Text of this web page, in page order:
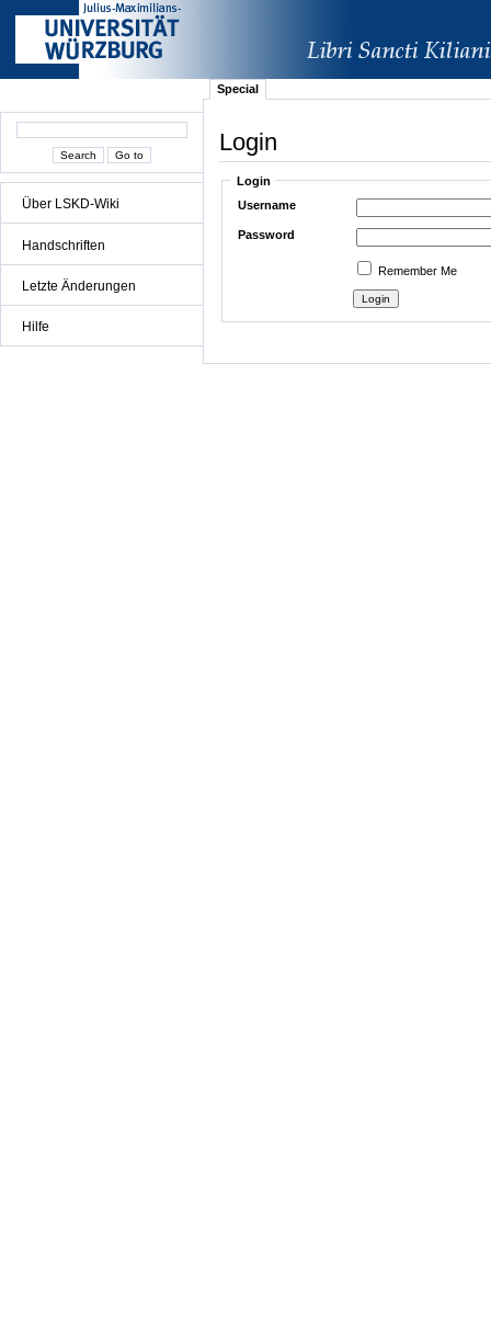
Über LSKD-Wiki
Handschriften
Letzte Änderungen
Hilfe
Special
Login
Login
Username
Password
Remember Me